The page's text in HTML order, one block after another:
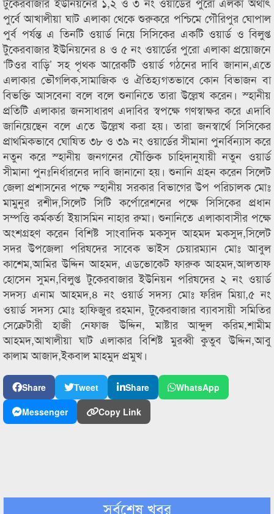
পুর্বে আখালীয়া ঘাট এলাকা থেকে শুরুকরে পশ্চিমে গৌরিপুর ঘোপাল
পুর্ব পর্যন্ত এ তিনটি ওয়ার্ড নিয়ে সিসিকের একটি ওয়ার্ড ও বিলুপ্ত
টুকেরবাজার ইউনিয়নের ৪ ও ৫ নং ওয়ার্ডের পুরো এলাকা প্রয়োজনে
‘টিওর বাড়ি’ সহ পৃথক আরেকটি ওয়ার্ড গঠনের দাবি জানান,এতে
এলাকার ভৌগলিক,সামাজিক ও ঐতিহ্যগতভাবে কোন বিভাজন বা
বিভক্তি আসবেনা বলে বলে শুনানিতে তারা উল্লেখ করেন। স্হানীয়
প্রতিটি এলাকার জনসাধারণ এদাবির স্বপক্ষে গণস্বাক্ষর করে এদাবি
জানিয়েছেন বলে এতে উল্লেখ করা হয়। তারা জনস্বার্থে সিসিকের
প্রাথমিকভাবে ঘোষিত ৩৮ ও ৩৯ নং ওয়ার্ডের সীমানা পুনর্বিন্যাস করে
নতুন করে স্হানীয় জনগনের যৌক্তিক চাহিদানুযায়ী নতুন ওয়ার্ড
সীমানা পুনঃনির্ধারনের দাবি জানানো হয়। শুনানি গ্রহন করেন সিলেট
জেলা প্রশাসনের পক্ষে স্হানীয় সরকার বিভাগের উপ পরিচালক মোঃ
মামুনুর রশীদ,সিলেট সিটি কর্পোরেশনের পক্ষে সিসিকের প্রধান
সম্পত্তি কর্মকর্তা ইয়াসমিন নাহার রুমা। শুনানিতে এলাকাবাসীর পক্ষে
অংশগ্রহণ করেন বিশিষ্ট সাংবাদিক মকসুদ আহমদ মকসুদ,সিলেট
সদর উপজেলা পরিষদের সাবেক ভাইস চেয়ারম্যান মোঃ আবুল
কাশেম,আমির উদ্দিন আহমদ, এডভোকেট ফারুক আহমদ,আলতাফ
হোসেন সুমন,বিলুপ্ত টুকেরবাজার ইউনিয়ন পরিষদের ২ নং ওয়ার্ড
সদস্য এনাম আহমদ,৪ নং ওয়ার্ড সদস্য মোঃ ফরিদ মিয়া,৫ নং
ওয়ার্ড সদস্য মোঃ হাফিজুর রহমান, টুকেরবাজার ব্যাবসায়ী সমিতির
সেক্রেটারী হাজী নেফাজ উদ্দিন, মাষ্টার আব্দুল করিম,শামীম
আহমদ,আখালীয়া ঘাট এলাকার বিশিষ্ট মুরব্বী কুতুব উদ্দিন,আবু
কালাম আজাদ,ইকবাল মাহমুদ প্রমুখ।
Share Tweet Share
WhatsApp
Messenger
Copy Link
সর্বশেষ খবর